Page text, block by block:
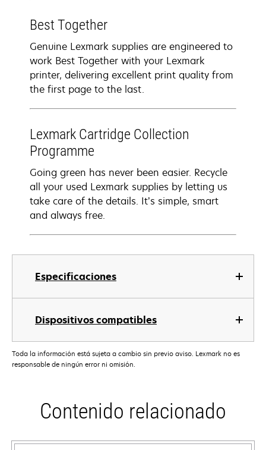
Especificaciones
Dispositivos compatibles
Best Together
Genuine Lexmark supplies are engineered to
work Best Together with your Lexmark
printer, delivering excellent print quality from
the first page to the last.
Lexmark Cartridge Collection
Programme
Going green has never been easier. Recycle
all your used Lexmark supplies by letting us
take care of the details. It’s simple, smart
and always free.
Toda la información está sujeta a cambio sin previo aviso. Lexmark no es
responsable de ningún error ni omisión.
Contenido relacionado